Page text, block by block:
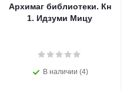
Архимаг библиотеки. Кн
1. Идзуми Мицу
В наличии (4)